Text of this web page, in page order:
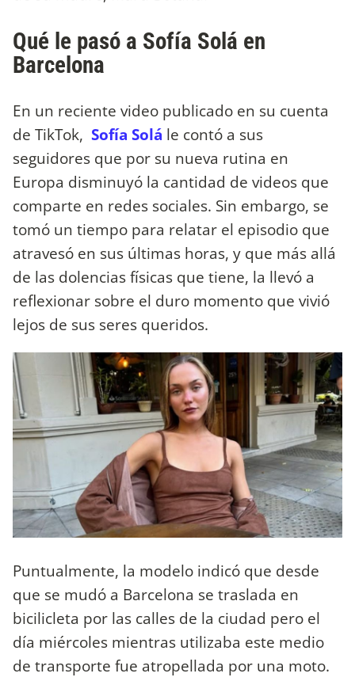
Qué le pasó a Sofía Solá en
Barcelona
En un reciente video publicado en su cuenta
de TikTok, Sofía Solá le contó a sus
seguidores que por su nueva rutina en
Europa disminuyó la cantidad de videos que
comparte en redes sociales. Sin embargo, se
tomó un tiempo para relatar el episodio que
atravesó en sus últimas horas, y que más allá
de las dolencias físicas que tiene, la llevó a
reflexionar sobre el duro momento que vivió
lejos de sus seres queridos.
Puntualmente, la modelo indicó que desde
que se mudó a Barcelona se traslada en
bicilicleta por las calles de la ciudad pero el
día miércoles mientras utilizaba este medio
de transporte fue atropellada por una moto.